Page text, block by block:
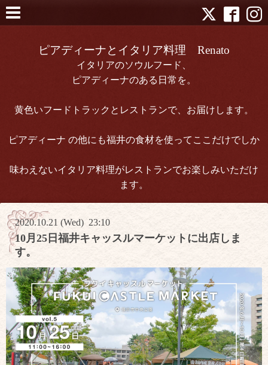
ピアディーナとイタリア料理 Renato
イタリアのソウルフード、
ピアディーナのある日常を。
黄色いフードトラックとレストランで、お届けします。
ピアディーナ の他にも福井の食材を使ってここだけでしか
味わえないイタリア料理がレストランでお楽しみいただけ
ます。
2020.10.21 (Wed) 23:10
10月25日福井キャッスルマーケットに出店しま
す。